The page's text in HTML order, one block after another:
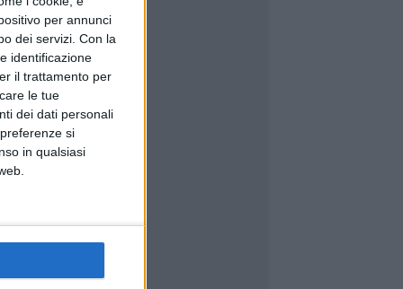
per annunci
dei servizi. Con la
identificazione
il trattamento per
le tue
dei dati personali
si
in qualsiasi